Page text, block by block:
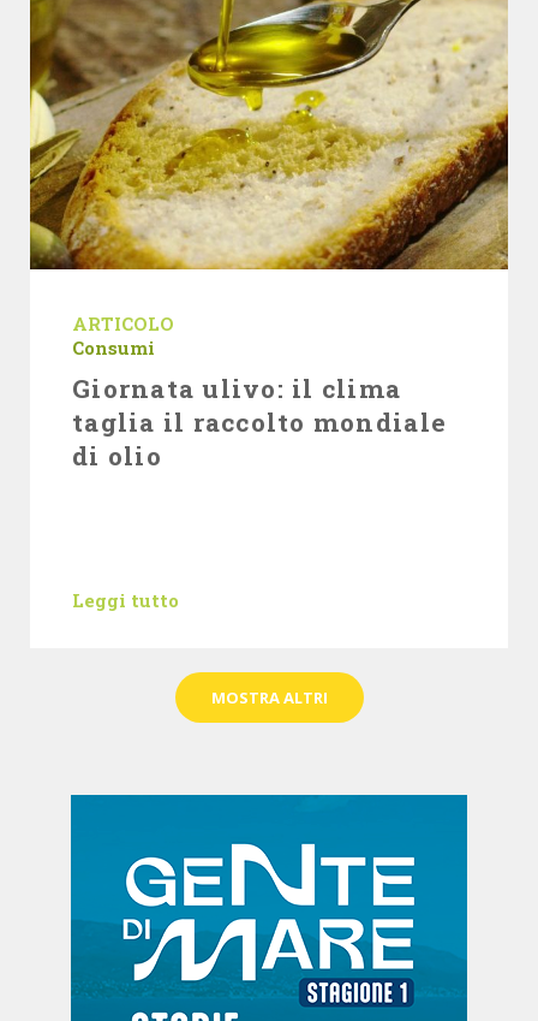
ARTICOLO
Consumi
Giornata ulivo: il clima
taglia il raccolto mondiale
di olio
Leggi tutto
MOSTRA ALTRI